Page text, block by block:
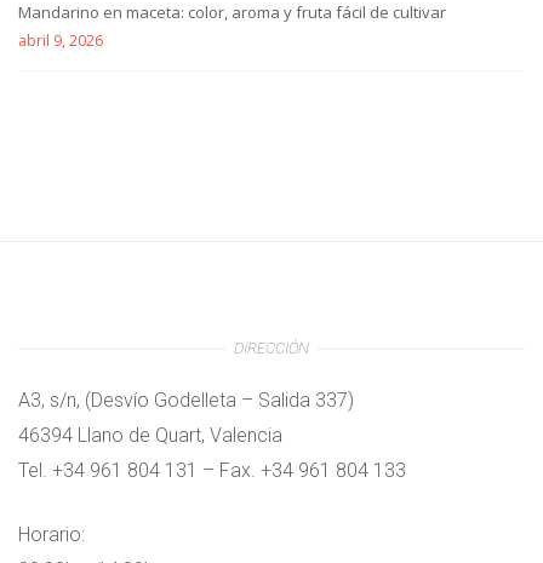
Mandarino en maceta: color, aroma y fruta fácil de cultivar
abril 9, 2026
DIRECCIÓN
A3, s/n, (Desvío Godelleta – Salida 337)
46394 Llano de Quart, Valencia
Tel. +34 961 804 131 – Fax. +34 961 804 133
Horario: